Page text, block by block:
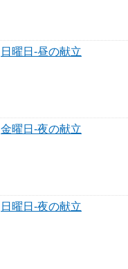
日曜日-昼の献立
金曜日-夜の献立
日曜日-夜の献立